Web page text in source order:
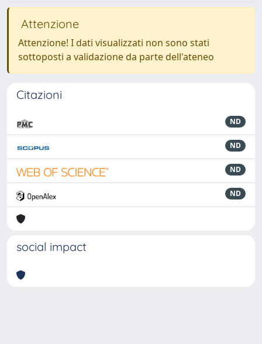
Attenzione
Attenzione! I dati visualizzati non sono stati
sottoposti a validazione da parte dell'ateneo
Citazioni
ND
ND
ND
ND
social impact